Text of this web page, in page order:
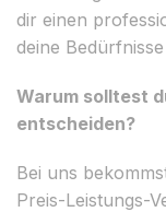
dir einen
deine
Warum solltest
entscheiden?
Bei uns
Preis-Leistungs-